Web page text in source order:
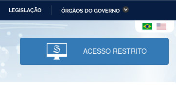
LEGISLAÇÃO ÓRGÃOS DO GOVERNO
Ministério da Infraestrutura
Ministério da Ciência,
Tecnologia, Inovações e
Comunicações
ACESSO RESTRITO